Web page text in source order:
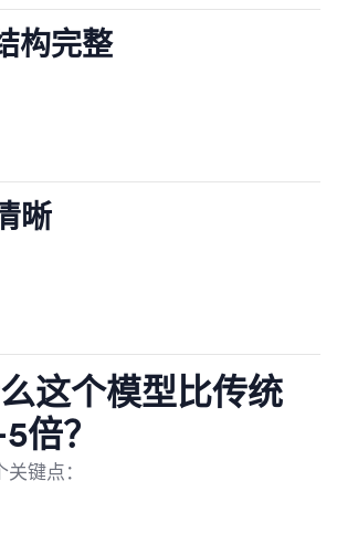
构完整
晰
这个模型比传统
倍？
键点：